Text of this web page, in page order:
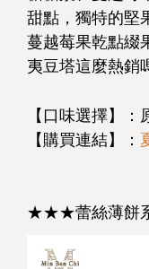
甜點，獨特的堅
蔓越莓果乾點綴
夷豆塔這麼熱銷
【口味選擇】
【購買連結】：
★★★蕾絲薄